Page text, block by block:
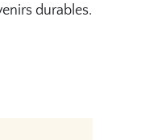
durables.